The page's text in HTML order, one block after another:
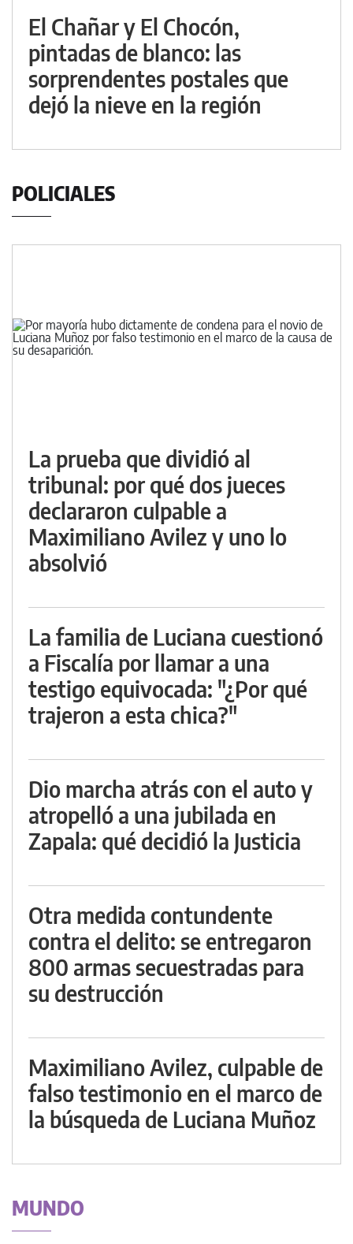
El Chañar y El Chocón,
pintadas de blanco: las
sorprendentes postales que
dejó la nieve en la región
POLICIALES
La prueba que dividió al
tribunal: por qué dos jueces
declararon culpable a
Maximiliano Avilez y uno lo
absolvió
La familia de Luciana cuestionó
a Fiscalía por llamar a una
testigo equivocada: "¿Por qué
trajeron a esta chica?"
Dio marcha atrás con el auto y
atropelló a una jubilada en
Zapala: qué decidió la Justicia
Otra medida contundente
contra el delito: se entregaron
800 armas secuestradas para
su destrucción
Maximiliano Avilez, culpable de
falso testimonio en el marco de
la búsqueda de Luciana Muñoz
MUNDO